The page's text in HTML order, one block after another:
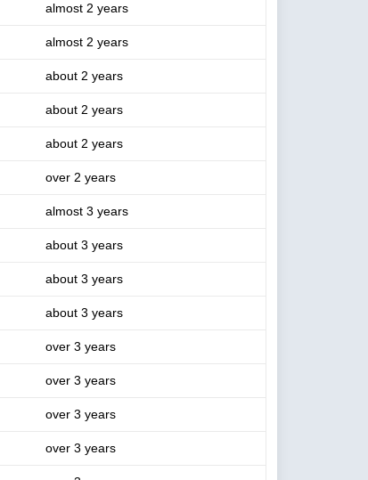
almost 2 years
almost 2 years
about 2 years
about 2 years
about 2 years
over 2 years
almost 3 years
about 3 years
about 3 years
about 3 years
over 3 years
over 3 years
over 3 years
over 3 years